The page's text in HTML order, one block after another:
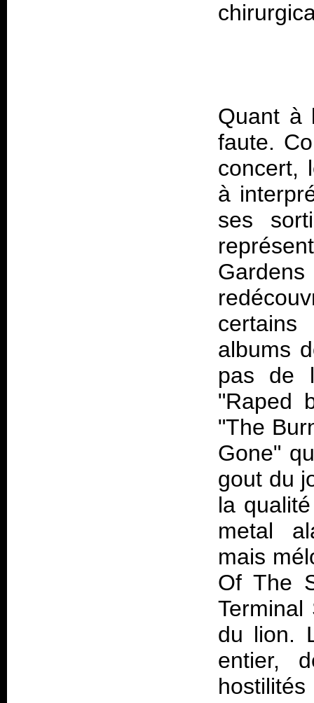
Quant à
faute.
concert,
à
ses
albums
pas de
"Raped
"The
Gone"
gout du
la
metal
mais
Of The
Terminal
du lion.
entier,